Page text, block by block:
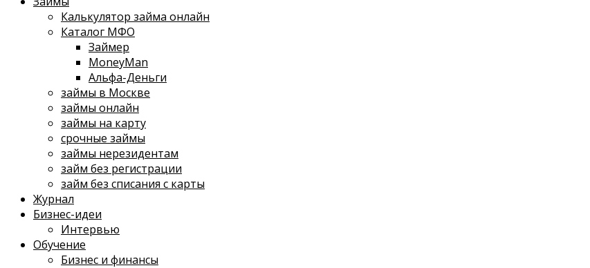
Калькулятор займа онлайн
Каталог МФО
Займер
MoneyMan
Альфа-Деньги
займы в Москве
займы онлайн
займы на карту
срочные займы
займы нерезидентам
займ без регистрации
займ без списания с карты
Журнал
Бизнес-идеи
Интервью
Обучение
Бизнес и финансы